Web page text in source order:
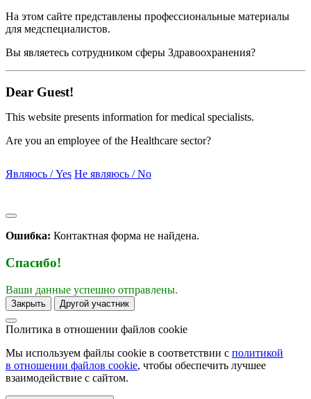
На этом сайте представлены профессиональные материалы
для медспециалистов.
Вы являетесь сотрудником сферы Здравоохранения?
Dear Guest!
This website presents information for medical specialists.
Are you an employee of the Healthcare sector?
Являюсь / Yes Не являюсь / No
Ошибка: Контактная форма не найдена.
Спасибо!
Ваши данные успешно отправлены.
Закрыть Другой участник
Политика в отношении файлов cookie
Мы используем файлы cookie в соответствии с политикой
в отношении файлов cookie, чтобы обеспечить лучшее
взаимодействие с сайтом.